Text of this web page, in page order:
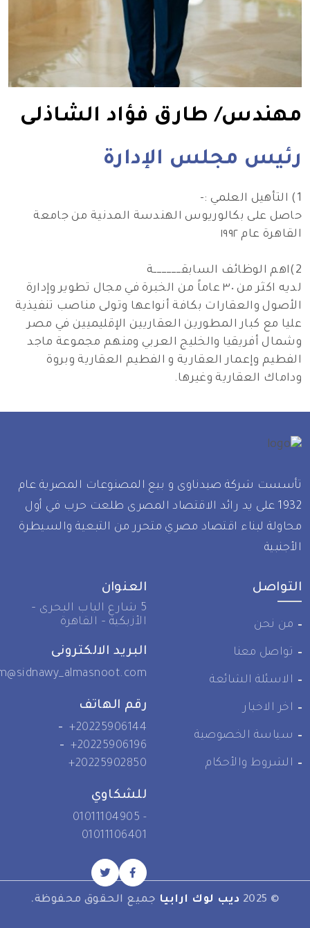
طارق فؤاد الشاذلى
مجلس الإدارة
على بكالوريوس الهندسة المدنية من جامعة
عام ١٩٩٢
لديه اكثر من ٣٠ عاماً من الخبرة في مجال تطوير وإدارة
والعقارات بكافة أنواعها وتولى مناصب تنفيذية
مع كبار المطورين العقاريين الإقليميين في مصر
أفريقيا والخليج العربي ومنهم مجموعة ماجد
وإعمار العقارية و الفطيم العقارية وبروة
العقارية وغيرها.
شركة صيدناوى و بيع المصنوعات المصرية عام
1932 على يد رائد الاقتصاد المصرى طلعت حرب في أول
لبناء اقتصاد مصري متحرر من التبعية والسيطرة
من نحن
تواصل معنا
الاسئلة الشائعة
اخر الاخبار
سياسة الخصوصية
الشروط والأحكام
العنوان
5 شارع الباب البحرى –
الأزبكية – القاهرة
البريد الالكترونى
crm@sidnawy_almasnoot.com
رقم الهاتف
+20225906144
-
+20225906196
-
+20225902850
للشكاوي
01011104905 -
01011106401
ديب لوك ارابياجميع الحقوق محفوظة.